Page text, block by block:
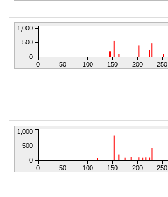
0 50 100 150 200 250
0
500
1,000
0 50 100 150 200 250
0
500
1,000